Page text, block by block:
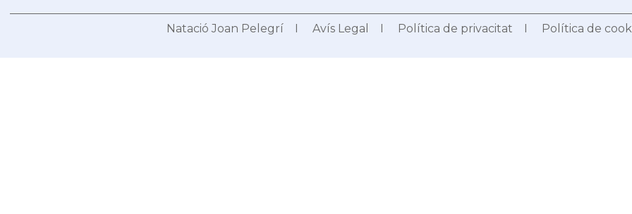
Natació Joan Pelegrí I Avís Legal I Política de privacitat I Política de